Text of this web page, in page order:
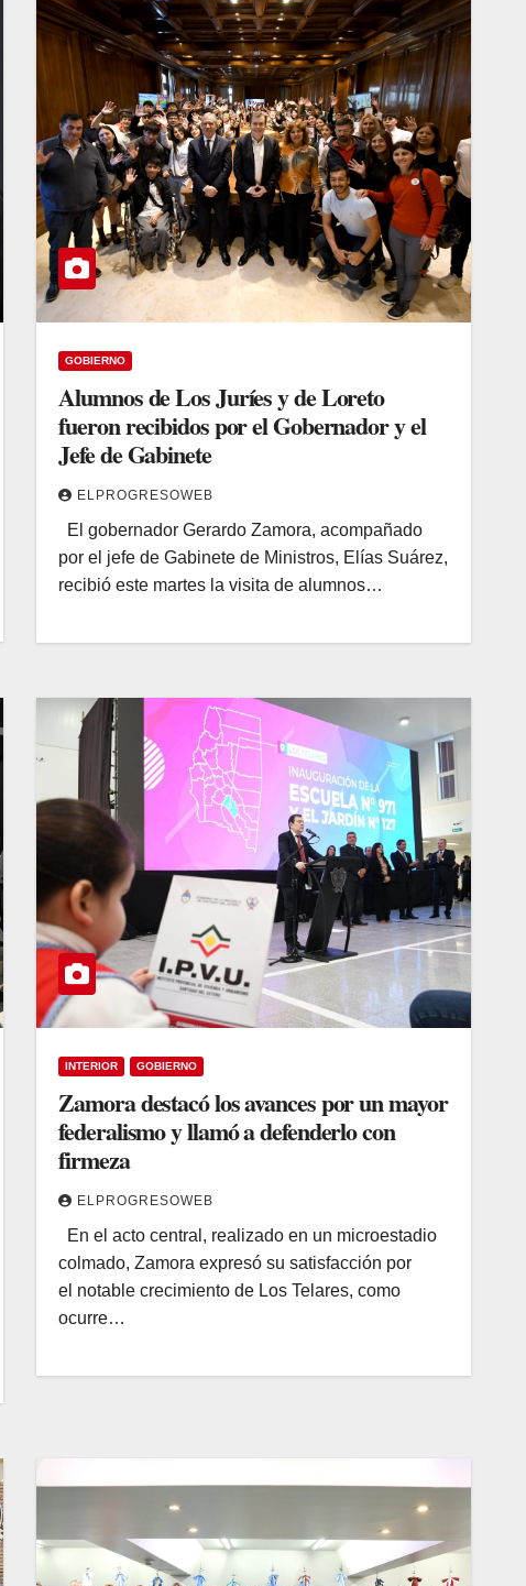
GOBIERNO
Alumnos de Los Juríes y de Loreto
fueron recibidos por el Gobernador y el
Jefe de Gabinete
ELPROGRESOWEB
El gobernador Gerardo Zamora, acompañado
por el jefe de Gabinete de Ministros, Elías Suárez,
recibió este martes la visita de alumnos…
INTERIOR GOBIERNO
Zamora destacó los avances por un mayor
federalismo y llamó a defenderlo con
firmeza
ELPROGRESOWEB
En el acto central, realizado en un microestadio
colmado, Zamora expresó su satisfacción por
el notable crecimiento de Los Telares, como
ocurre…